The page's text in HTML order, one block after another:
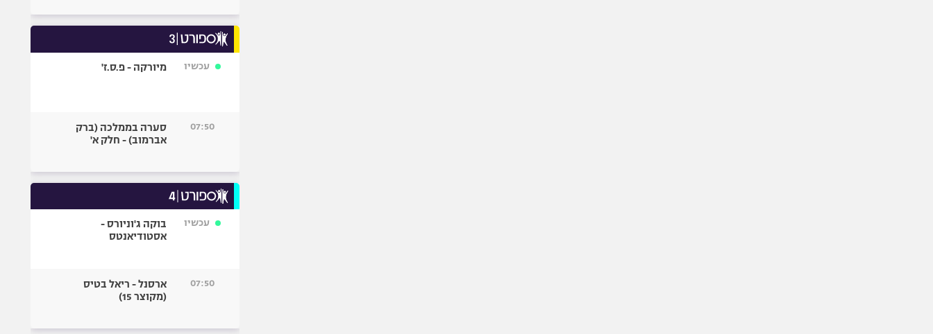
עכשיו מיורקה - פ.ס.ז'
07:50
סערה בממלכה (ברק
אברמוב) - חלק א'
עכשיו
בוקה ג'וניורס -
אסטודיאנטס
07:50
ארסנל - ריאל בטיס
(מקוצר 15)